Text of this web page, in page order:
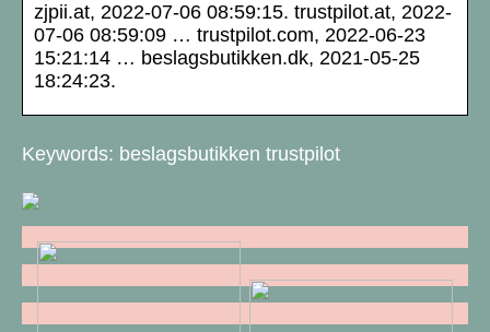
zjpii.at, 2022-07-06 08:59:15. trustpilot.at, 2022-
07-06 08:59:09 … trustpilot.com, 2022-06-23
15:21:14 … beslagsbutikken.dk, 2021-05-25
18:24:23.
Keywords: beslagsbutikken trustpilot